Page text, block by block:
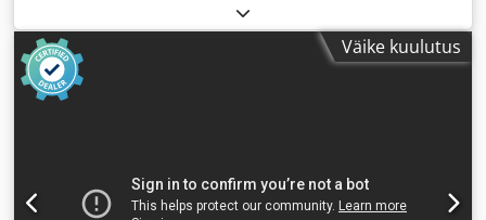
Väike kuulutus